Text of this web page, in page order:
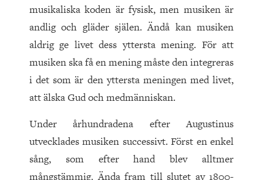
musikaliska koden är fysisk, men musiken är
andlig och gläder själen. Ändå kan musiken
aldrig ge livet dess yttersta mening. För att
musiken ska få en mening måste den integreras
i det som är den yttersta meningen med livet,
att älska Gud och medmänniskan.
Under århundradena efter Augustinus
utvecklades musiken successivt. Först en enkel
sång, som
efter hand blev alltmer
mångstämmig. Ända fram till slutet av 1800-